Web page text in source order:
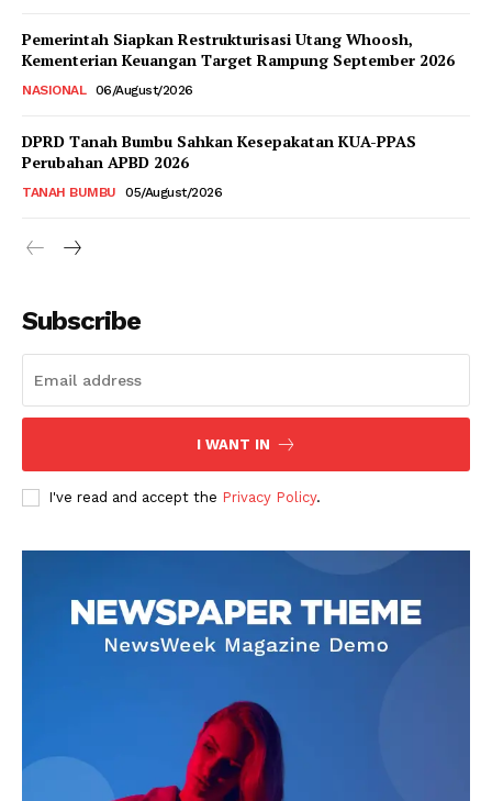
Pemerintah Siapkan Restrukturisasi Utang Whoosh,
Kementerian Keuangan Target Rampung September 2026
NASIONAL 06/August/2026
DPRD Tanah Bumbu Sahkan Kesepakatan KUA-PPAS
Perubahan APBD 2026
TANAH BUMBU 05/August/2026
Subscribe
I WANT IN
I've read and accept the Privacy Policy.